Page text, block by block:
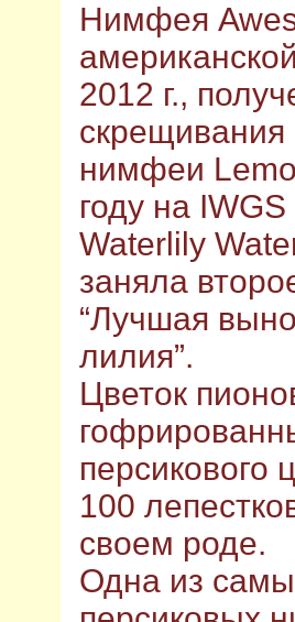
Нимфея
2012 г.,
нимфеи
году на
Waterlily
заняла
“Лучшая
лилия”.
Цветок
персикового
100
своем роде.
Одна из